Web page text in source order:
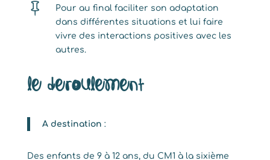

Pour au final faciliter son adaptation
dans différentes situations et lui faire
vivre des interactions positives avec les
autres.
Le deroulement
A destination :
Des enfants de 9 à 12 ans, du CM1 à la sixième